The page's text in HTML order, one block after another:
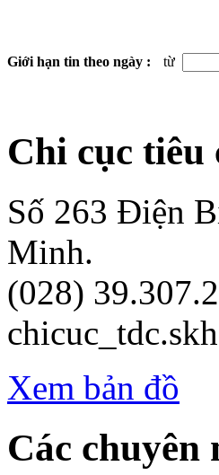
Giới hạn tin theo ngày : từ
Chi cục
Số 263 Điện
Minh.
(028)
Xem bản đồ
Các chuyên